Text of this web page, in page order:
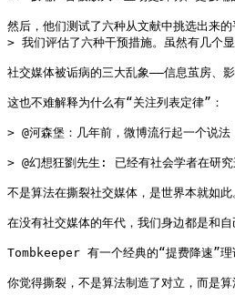
然后，他们测试了六种从文献中挑选出来
> 我们评估了六种干预措施。虽然有几个
社交媒体被诟病的三大乱象——信息茧房、
这也不难解释为什么有“关注列表定律”：
> @河森堡：几年前，微博流行起一个说
> @幻想狂劉先生: 已经有社会学者在研究
不是算法在撕裂社交媒体，是世界本就如
在没有社交媒体的年代，我们身边都是和
Tombkeeper 有一个经典的“提费降速”理
你觉得撕裂，不是算法制造了对立，而是